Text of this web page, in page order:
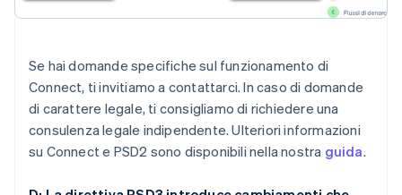
Se hai domande specifiche sul funzionamento di
Connect, ti invitiamo a contattarci. In caso di domande
di carattere legale, ti consigliamo di richiedere una
consulenza legale indipendente. Ulteriori informazioni
su Connect e PSD2 sono disponibili nella nostra guida.